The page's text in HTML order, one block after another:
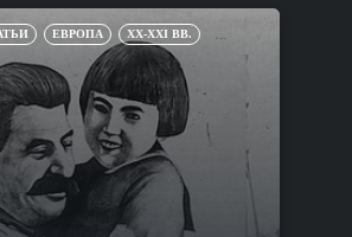
ЕВРОПА XX-XXI ВВ.